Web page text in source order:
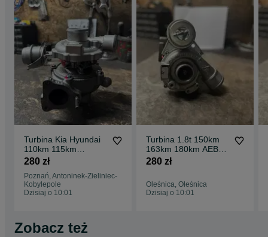
NUMERY TURBINY:
54399700029
54399700068
54399700072
54399880029
54399880068
54399880072
5439 970 0029
5439 970 0068
5439 970 0072
5439 988 0029
5439 988 0068
03G253014D
03G253014DX
03G253014M
03G253014MV
Turbina Kia Hyundai
110km 115km
1.6CRDI
280 zł
Poznań, Antoninek-Zieliniec-
Kobylepole
Dzisiaj o 10:01
Turbina 1.8t 150km
163km 180km AEB
AJH AJL ANP APU
280 zł
Oleśnica, Oleśnica
Dzisiaj o 10:01
Zobacz też